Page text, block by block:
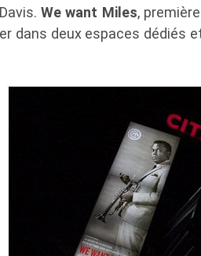
We want Miles,
dans deux espaces dédiés